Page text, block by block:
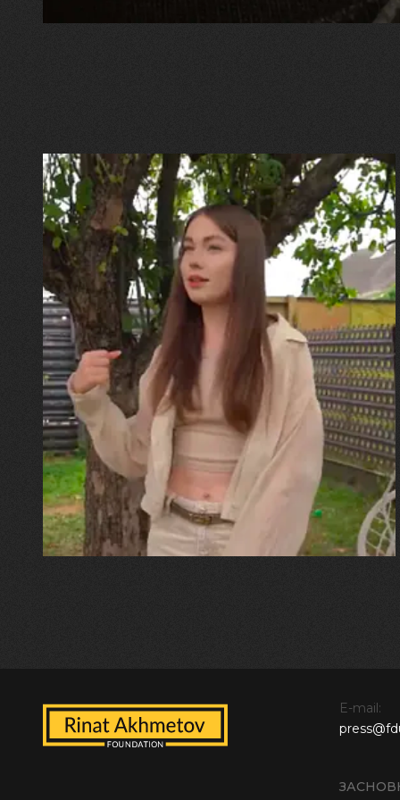
30.07.2026
Калина, Дарина та Віра Папроцькі
"Хвиля була, як від моря,
прозора і велика… Я ледве
встигла схопити племінницю"
E-mail: